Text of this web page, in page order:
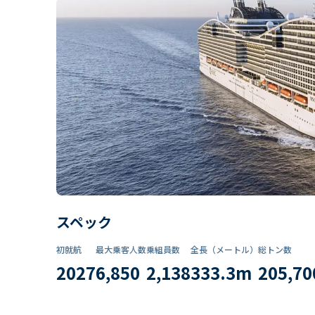
スペック
初就航
2027
最大乗客人数
6,850
乗組員数​
2,138
全長（メートル）
333.3m
総トン数​